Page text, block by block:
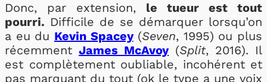
Donc, par extension, le tueur est tout
pourri. Difficile de se démarquer lorsqu’on
a eu du Kevin Spacey(Seven, 1995) ou plus
récemment James McAvoy(Split, 2016). Il
est complètement oubliable, incohérent et
pas marquant du tout (ok le type a une voix